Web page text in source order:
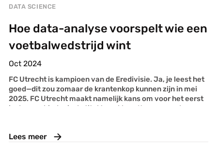
DATA SCIENCE
Hoe data-analyse voorspelt wie een
voetbalwedstrijd wint
Oct 2024
FC Utrecht is kampioen van de Eredivisie. Ja, je leest het
goed—dit zou zomaar de krantenkop kunnen zijn in mei
2025. FC Utrecht maakt namelijk kans om voor het eerst
in de geschiedenis de titel te pakken. Kunnen we de
zien dat de mogelijkheid bestaat dat FC Utrecht
Lees meer